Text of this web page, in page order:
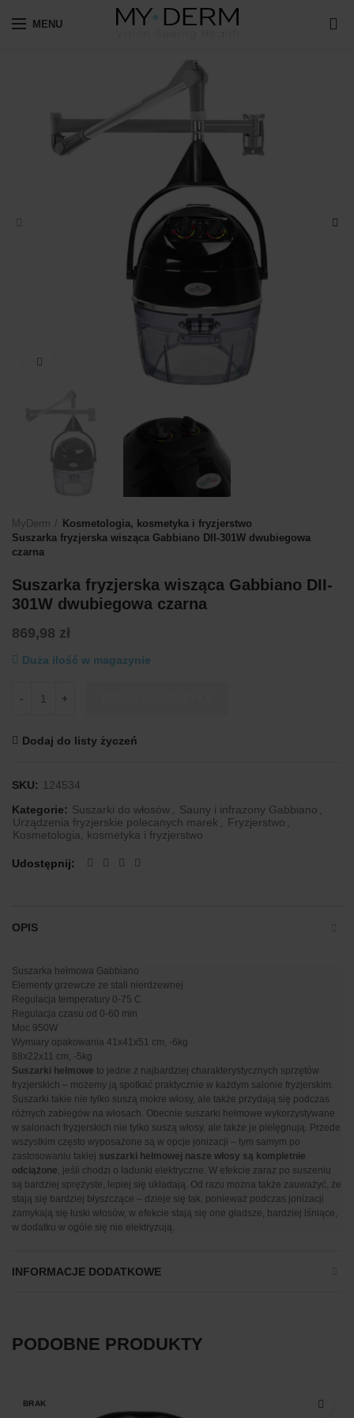
MENU
Kliknij, aby powiększyć
MyDerm
Kosmetologia, kosmetyka i fryzjerstwo
Suszarka fryzjerska wisząca Gabbiano DII-301W dwubiegowa
czarna
Suszarka fryzjerska wisząca Gabbiano DII-
301W dwubiegowa czarna
869,98 zł
Duża ilość w magazynie
Dodaj do listy życzeń
SKU: 124534
Kategorie: Suszarki do włosów, Sauny i infrazony Gabbiano ,
Urządzenia fryzjerskie polecanych marek , Fryzjerstwo ,
Kosmetologia, kosmetyka i fryzjerstwo
Udostępnij
OPIS
Suszarka hełmowa Gabbiano
Elementy grzewcze ze stali nierdzewnej
Regulacja temperatury 0-75 C
Regulacja czasu od 0-60 min
Moc 950W
Wymiary opakowania 41x41x51 cm, -6kg
88x22x11 cm, -5kg
Suszarki hełmowe to jedne z najbardziej charakterystycznych sprzętów
fryzjerskich – możemy ją spotkać praktycznie w każdym salonie fryzjerskim.
Suszarki takie nie tylko suszą mokre włosy, ale także przydają się podczas
różnych zabiegów na włosach. Obecnie suszarki hełmowe wykorzystywane
w salonach fryzjerskich nie tylko suszą włosy, ale także je pielęgnują. Przede
wszystkim często wyposażone są w opcje jonizacji – tym samym po
zastosowaniu takiej suszarki hełmowej nasze włosy są kompletnie
odciążone, jeśli chodzi o ładunki elektryczne. W efekcie zaraz po suszeniu
są bardziej sprężyste, lepiej się układają. Od razu można także zauważyć, że
stają się bardziej błyszczące – dzieje się tak, ponieważ podczas jonizacji
zamykają się łuski włosów, w efekcie stają się one gładsze, bardziej lśniące,
w dodatku w ogóle się nie elektryzują.
INFORMACJE DODATKOWE
PODOBNE PRODUKTY
BRAK